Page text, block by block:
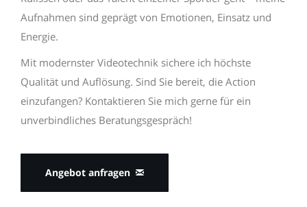
Aufnahmen sind geprägt von Emotionen, Einsatz und
Energie.
Mit modernster Videotechnik sichere ich höchste
Qualität und Auflösung. Sind Sie bereit, die Action
einzufangen? Kontaktieren Sie mich gerne für ein
unverbindliches Beratungsgespräch!
Angebot anfragen